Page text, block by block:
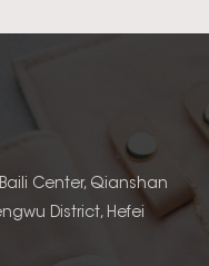
Center, Qianshan
District, Hefei